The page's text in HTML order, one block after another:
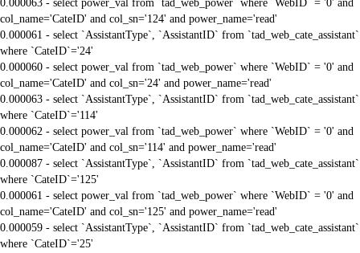
0.000063 - select power_val from `tad_web_power` where `WebID` = '0' and
col_name='CateID' and col_sn='124' and power_name='read'
0.000061 - select `AssistantType`, `AssistantID` from `tad_web_cate_assistant`
where `CateID`='24'
0.000060 - select power_val from `tad_web_power` where `WebID` = '0' and
col_name='CateID' and col_sn='24' and power_name='read'
0.000063 - select `AssistantType`, `AssistantID` from `tad_web_cate_assistant`
where `CateID`='114'
0.000062 - select power_val from `tad_web_power` where `WebID` = '0' and
col_name='CateID' and col_sn='114' and power_name='read'
0.000087 - select `AssistantType`, `AssistantID` from `tad_web_cate_assistant`
where `CateID`='125'
0.000061 - select power_val from `tad_web_power` where `WebID` = '0' and
col_name='CateID' and col_sn='125' and power_name='read'
0.000059 - select `AssistantType`, `AssistantID` from `tad_web_cate_assistant`
where `CateID`='25'